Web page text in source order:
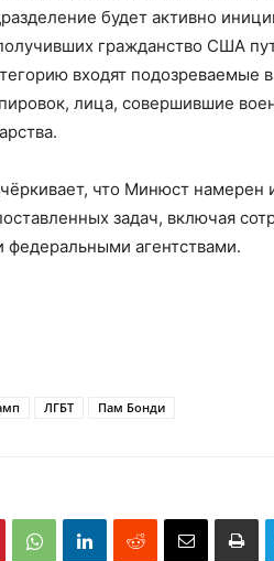
будет активно
гражданство США
входят подозреваемые
лица, совершившие
что Минюст намерен
задач, включая
федеральными агентствами.
ЛГБТ Пам Бонди